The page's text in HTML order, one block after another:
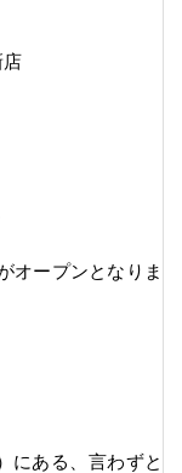
店
オープンとなりま
にある、言わずと